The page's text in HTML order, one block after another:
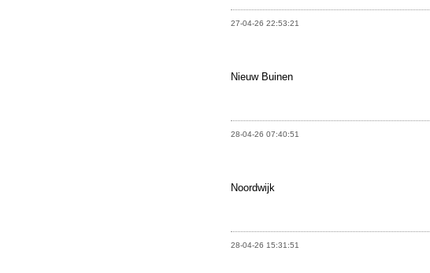
27-04-26 22:53:21
Nieuw Buinen
28-04-26 07:40:51
Noordwijk
28-04-26 15:31:51